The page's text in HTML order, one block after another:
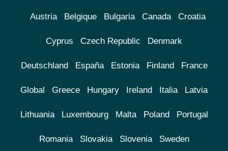
Austria Belgique Bulgaria Canada Croatia
Cyprus Czech Republic Denmark
Deutschland España Estonia Finland France
Global Greece Hungary Ireland Italia Latvia
Lithuania Luxembourg Malta Poland Portugal
Romania Slovakia Slovenia Sweden